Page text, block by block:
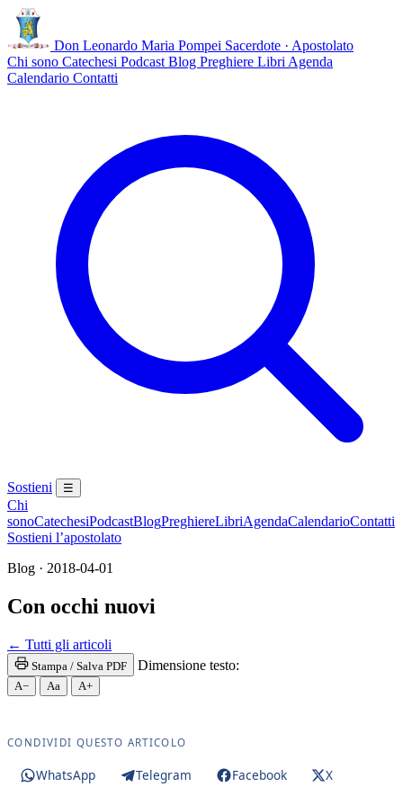
Don Leonardo Maria Pompei Sacerdote · Apostolato
Chi sono Catechesi Podcast Blog Preghiere Libri Agenda
Calendario Contatti
Sostieni ☰
Chi
sonoCatechesiPodcastBlogPreghiereLibriAgendaCalendarioContatti
Sostieni l’apostolato
Blog · 2018-04-01
Con occhi nuovi
← Tutti gli articoli
Stampa / Salva PDF Dimensione testo:
A− Aa A+
CONDIVIDI QUESTO ARTICOLO
WhatsApp Telegram Facebook
X